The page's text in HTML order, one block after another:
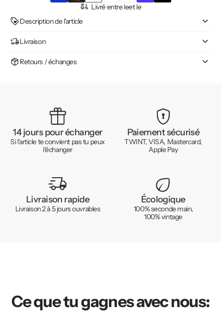
Livré entre leet le
Description de l'article
Livraison
Retours / échanges
14 jours pour échanger
Si l'article te convient pas tu peux
l'échanger
Paiement sécurisé
TWINT, VISA, Mastercard,
Apple Pay
Livraison rapide
Livraison 2 à 5 jours ouvrables
Écologique
100% seconde main,
100% vintage
Ce que tu gagnes avec nous: